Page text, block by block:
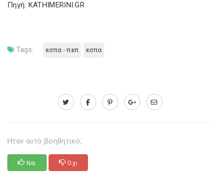
Πηγή: KATHIMERINI.GR
Tags: εσπα - πεπ εσπα
Ηταν αυτό βοηθητικό;
Ναι Οχι